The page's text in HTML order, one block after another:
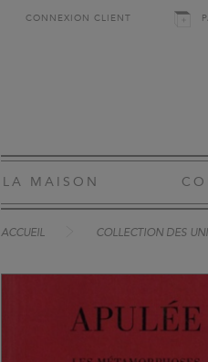
CONNEXION CLIENT
LA MAISON
ACCUEIL COLLECTION DES